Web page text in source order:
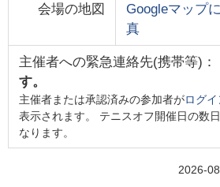
会場の地図
Googleマップ
真
主催者への緊急連絡先(携帯等)：
す。
主催者または承認済みの参加者がログイ
表示されます。 テニスオフ開催日の数
なります。
2026-